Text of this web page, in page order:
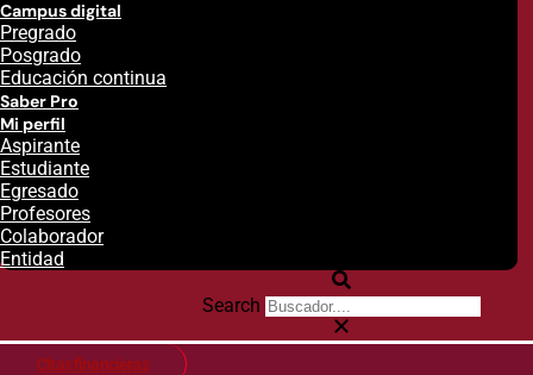
Campus digital
Pregrado
Posgrado
Educación continua
Saber Pro
Mi perfil
Aspirante
Estudiante
Egresado
Profesores
Colaborador
Entidad
Search
Citas financieras